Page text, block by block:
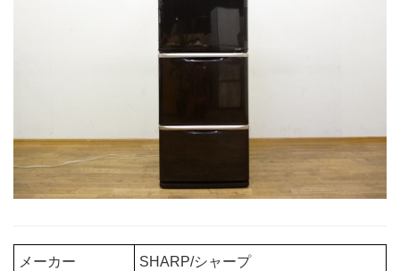
メーカー SHARP/シャープ